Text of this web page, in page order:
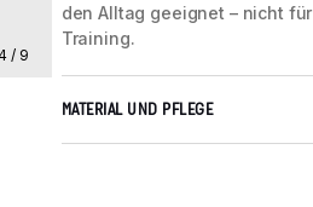
/ 9
den Alltag geeignet – nicht
Training.
MATERIAL UND PFLEGE